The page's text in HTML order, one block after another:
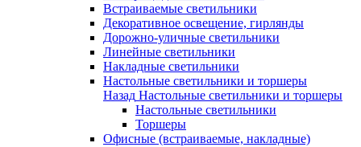
Встраиваемые светильники
Декоративное освещение, гирлянды
Дорожно-уличные светильники
Линейные светильники
Накладные светильники
Настольные светильники и торшеры
Назад Настольные светильники и торшеры
Настольные светильники
Торшеры
Офисные (встраиваемые, накладные)